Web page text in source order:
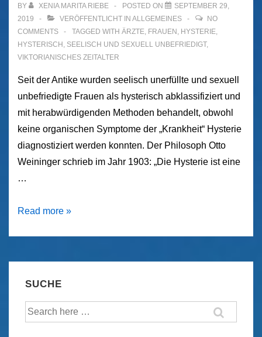
BY XENIA MARITA RIEBE POSTED ON
SEPTEMBER 29,
2019
VERÖFFENTLICHT IN ALLGEMEINES
NO
COMMENTS
TAGGED WITH ÄRZTE, FRAUEN , HYSTERIE,
HYSTERISCH , SEELISCH UND SEXUELL UNBEFRIEDIGT,
VIKTORIANISCHES ZEITALTER
Seit der Antike wurden seelisch unerfüllte und sexuell
unbefriedigte Frauen als hysterisch abklassifiziert und
mit herabwürdigenden Methoden behandelt, obwohl
keine organischen Symptome der „Krankheit“ Hysterie
diagnostiziert werden konnten. Der Philosoph Otto
Weininger schrieb im Jahr 1903: „Die Hysterie ist eine
…
Hysterie
Read more »
SUCHE
Suche